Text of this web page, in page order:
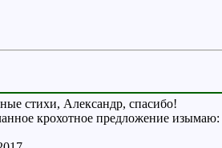
стихи, Александр, спасибо!
крохотное предложение изымаю: